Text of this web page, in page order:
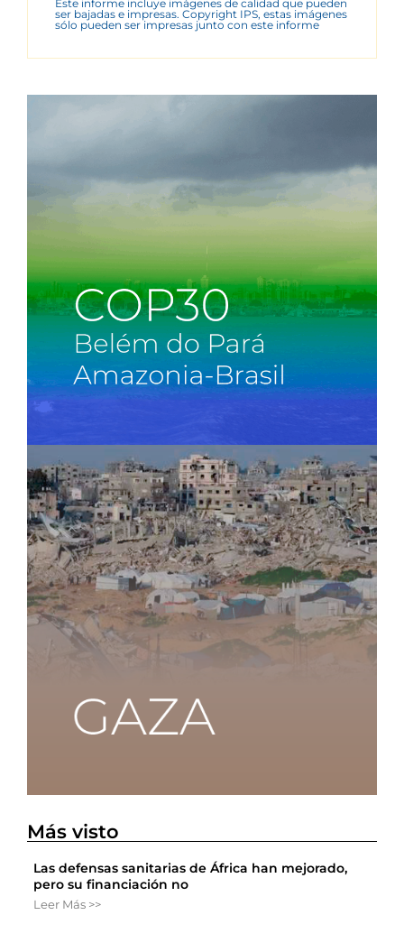
Este informe incluye imágenes de calidad que pueden
ser bajadas e impresas. Copyright IPS, estas imágenes
sólo pueden ser impresas junto con este informe
Más visto
Las defensas sanitarias de África han mejorado,
pero su financiación no
Leer Más >>